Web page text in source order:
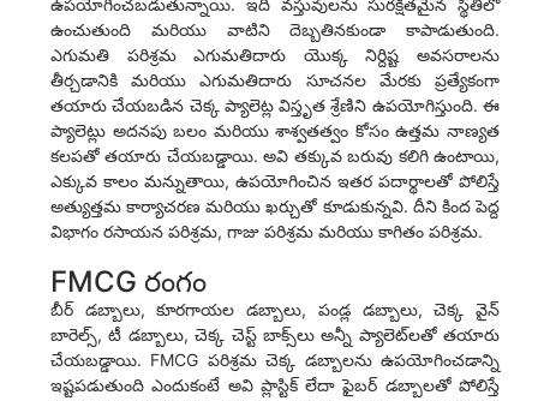
ఉపయోగించబడుతున్నాయి. ఇది వస్తువులను సురక్షితమైన స్థితిలో
ఉంచుతుంది మరియు వాటిని దెబ్బతినకుండా కాపాడుతుంది.
ఎగుమతి పరిశ్రమ ఎగుమతిదారు యొక్క నిర్దిష్ట అవసరాలను
తీర్చడానికి మరియు ఎగుమతిదారు సూచనల మేరకు ప్రత్యేకంగా
తయారు చేయబడిన చెక్క ప్యాలెట్ల విస్తృత శ్రేణిని ఉపయోగిస్తుంది. ఈ
ప్యాలెట్లు అదనపు బలం మరియు శాశ్వతత్వం కోసం ఉత్తమ నాణ్యత
కలపతో తయారు చేయబడ్డాయి. అవి తక్కువ బరువు కలిగి ఉంటాయి,
ఎక్కువ కాలం మన్నుతాయి, ఉపయోగించిన ఇతర పదార్థాలతో పోలిస్తే
అత్యుత్తమ కార్యాచరణ మరియు ఖర్చుతో కూడుకున్నవి. దీని కింద పెద్ద
విభాగం రసాయన పరిశ్రమ, గాజు పరిశ్రమ మరియు కాగితం పరిశ్రమ.
FMCG రంగం
బీర్ డబ్బాలు, కూరగాయల డబ్బాలు, పండ్ల డబ్బాలు, చెక్క వైన్
బారెల్స్, టీ డబ్బాలు, చెక్క చెస్ట్ బాక్స్‌లు అన్నీ ప్యాలెట్‌లతో తయారు
చేయబడ్డాయి. FMCG పరిశ్రమ చెక్క డబ్బాలను ఉపయోగించడాన్ని
ఇష్టపడుతుంది ఎందుకంటే అవి ప్లాస్టిక్ లేదా ఫైబర్ డబ్బాలతో పోలిస్తే